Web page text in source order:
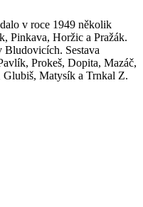
v roce 1949 několik
Pinkava, Horžic a Pražák.
Bludovicích. Sestava
Prokeš, Dopita, Mazáč,
Matysík a Trnkal Z.